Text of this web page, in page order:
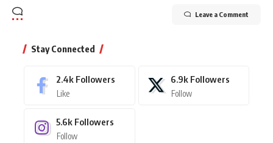
Leave a Comment
Stay Connected
2.4k Followers
Like
6.9k Followers
Follow
5.6k Followers
Follow